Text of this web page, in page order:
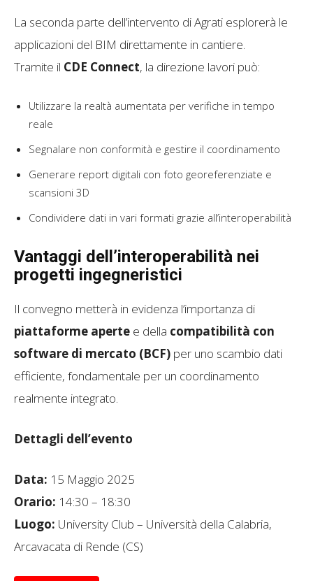
La seconda parte dell’intervento di Agrati esplorerà le
applicazioni del BIM direttamente in cantiere.
Tramite il CDE Connect, la direzione lavori può:
Utilizzare la realtà aumentata per verifiche in tempo
reale
Segnalare non conformità e gestire il coordinamento
Generare report digitali con foto georeferenziate e
scansioni 3D
Condividere dati in vari formati grazie all’interoperabilità
Vantaggi dell’interoperabilità nei
progetti ingegneristici
Il convegno metterà in evidenza l’importanza di
piattaforme aperte e della compatibilità con
software di mercato (BCF) per uno scambio dati
efficiente, fondamentale per un coordinamento
realmente integrato.
Dettagli dell’evento
Data: 15 Maggio 2025
Orario: 14:30 – 18:30
Luogo: University Club – Università della Calabria,
Arcavacata di Rende (CS)